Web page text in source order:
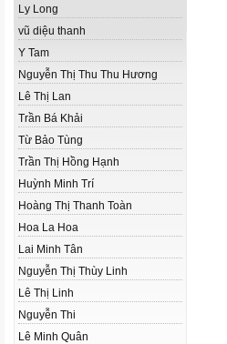
Ly Long
vũ diệu thanh
Y Tam
Nguyễn Thị Thu Thu Hương
Lê Thị Lan
Trần Bá Khải
Từ Bảo Tùng
Trần Thị Hồng Hạnh
Huỳnh Minh Trí
Hoàng Thị Thanh Toàn
Hoa La Hoa
Lai Minh Tân
Nguyễn Thị Thùy Linh
Lê Thị Linh
Nguyễn Thi
Lê Minh Quân